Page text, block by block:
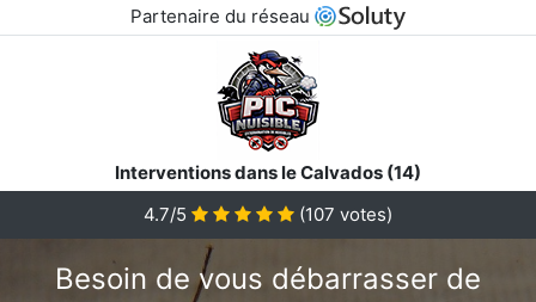
Partenaire du réseau
Interventions dans le Calvados (14)
4.7/5 (107 votes)
Besoin de vous débarrasser de